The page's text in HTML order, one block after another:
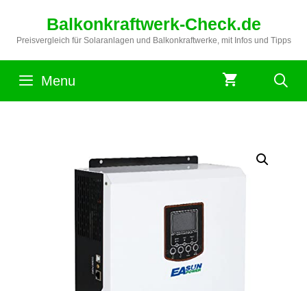
springen
Balkonkraftwerk-Check.de
Preisvergleich für Solaranlagen und Balkonkraftwerke, mit Infos und Tipps
Menu